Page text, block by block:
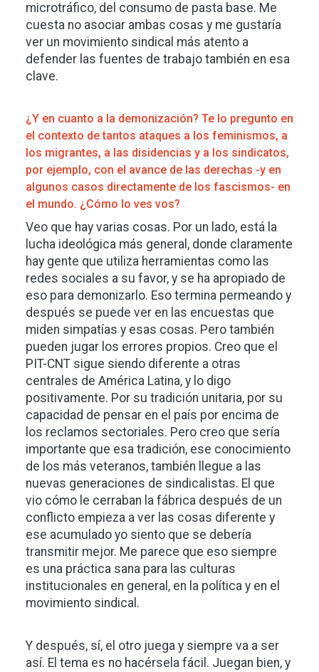
microtráfico, del consumo de pasta base. Me
cuesta no asociar ambas cosas y me gustaría
ver un movimiento sindical más atento a
defender las fuentes de trabajo también en esa
clave.
¿Y en cuanto a la demonización? Te lo pregunto en
el contexto de tantos ataques a los feminismos, a
los migrantes, a las disidencias y a los sindicatos,
por ejemplo, con el avance de las derechas -y en
algunos casos directamente de los fascismos- en
el mundo. ¿Cómo lo ves vos?
Veo que hay varias cosas. Por un lado, está la
lucha ideológica más general, donde claramente
hay gente que utiliza herramientas como las
redes sociales a su favor, y se ha apropiado de
eso para demonizarlo. Eso termina permeando y
después se puede ver en las encuestas que
miden simpatías y esas cosas. Pero también
pueden jugar los errores propios. Creo que el
PIT-CNT sigue siendo diferente a otras
centrales de América Latina, y lo digo
positivamente. Por su tradición unitaria, por su
capacidad de pensar en el país por encima de
los reclamos sectoriales. Pero creo que sería
importante que esa tradición, ese conocimiento
de los más veteranos, también llegue a las
nuevas generaciones de sindicalistas. El que
vio cómo le cerraban la fábrica después de un
conflicto empieza a ver las cosas diferente y
ese acumulado yo siento que se debería
transmitir mejor. Me parece que eso siempre
es una práctica sana para las culturas
institucionales en general, en la política y en el
movimiento sindical.
Y después, sí, el otro juega y siempre va a ser
así. El tema es no hacérsela fácil. Juegan bien, y